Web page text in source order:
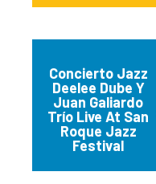
Concierto Jazz
Deelee Dube Y
Juan Galiardo
Trío Live At San
Roque Jazz
Festival